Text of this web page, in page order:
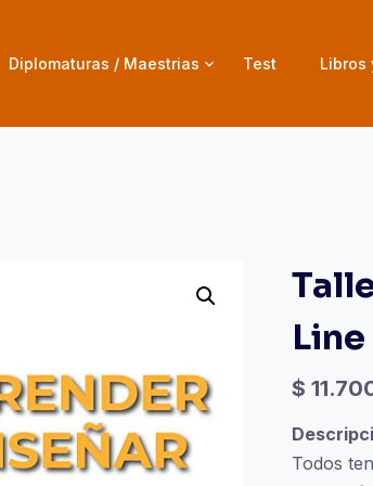
Diplomaturas / Maestrias Test Libros
$
Todos